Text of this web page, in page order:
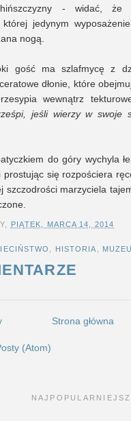
- widać, że
której jedynym
nogą.
gość ma szlafmycę z
dłonie, które
wewnątrz
jeśli wierzy w swoje
do góry wychyla
prostując się rozpościera
szczodrości marzyciela
PIĄTEK, MARCA 14, 2014
HISTORIA
Strona główna
(Atom)